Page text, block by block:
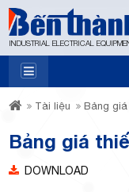
INDUSTRIAL ELECTRICAL
7A
Tài liệu Bảng giá
Bảng giá
DOWNLOAD